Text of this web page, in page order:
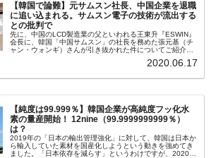
【韓国で論難】元サムスン社長、中国企業を退職
に追い込まれる。サムスン電子の技術が流出する
との批判で
先に、中国のLCD製造業の父といわれる王東升『ESWIN』
会長に、韓国「中国サムスン」の社長を務めた張元基（チ
ャン・ウォンギ）さんが引き抜かれた件についてご紹介し
2020.06.17
【純度は99.999％】韓国企業が高純度フッ化水
素の量産開始！ 12nine（99.9999999999％）
は？
2019年の「日本の輸出管理強化」に対して、韓国は日本か
ら輸入していた素材を国産化しようという動きを強めてき
ました。「日本依存を減らす」というわけですが、2020年